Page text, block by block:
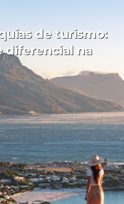
de turismo:
diferencial na